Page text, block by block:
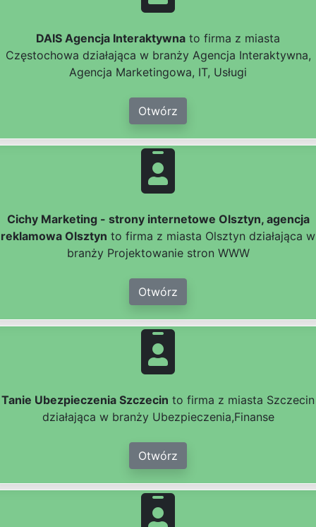
DAIS Agencja Interaktywna to firma z miasta
Częstochowa działająca w branży Agencja Interaktywna,
Agencja Marketingowa, IT, Usługi
Otwórz
Cichy Marketing - strony internetowe Olsztyn, agencja
reklamowa Olsztyn to firma z miasta Olsztyn działająca w
branży Projektowanie stron WWW
Otwórz
Tanie Ubezpieczenia Szczecin to firma z miasta Szczecin
działająca w branży Ubezpieczenia,Finanse
Otwórz